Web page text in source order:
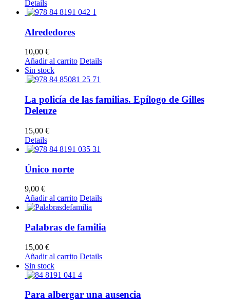
Details
Alrededores
10,00 €
Añadir al carrito Details
Sin stock
La policía de las familias. Epílogo de Gilles
Deleuze
15,00 €
Details
Único norte
9,00 €
Añadir al carrito Details
Palabras de familia
15,00 €
Añadir al carrito Details
Sin stock
Para albergar una ausencia